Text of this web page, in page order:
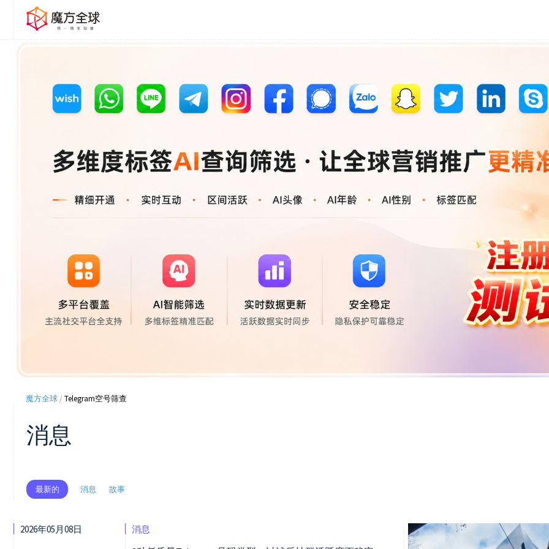
魔方全球 /Telegram空号筛查
消息
最新的 消息 故事
2026年05月08日 消息